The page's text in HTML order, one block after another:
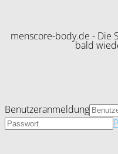
menscore-body.de - Die
bald
Benutzeranmeldung